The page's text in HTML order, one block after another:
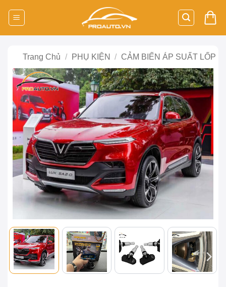
Trang Chủ / PHỤ KIỆN / CẢM BIẾN ÁP SUẤT LỐP